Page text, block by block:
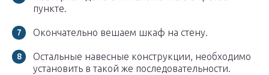
пункте.
Окончательно вешаем шкаф на стену.
Остальные навесные конструкции, необходимо
установить в такой же последовательности.